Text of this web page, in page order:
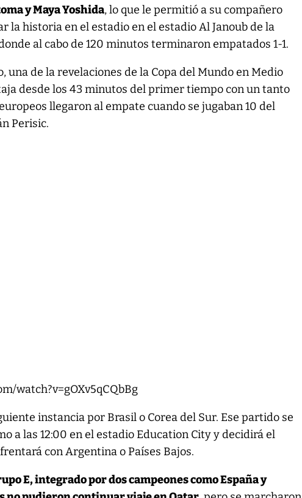
y Maya Yoshida, lo que le permitió a su compañero
la historia en el estadio en el estadio Al Janoub de la
al cabo de 120 minutos terminaron empatados 1-1.
una de la revelaciones de la Copa del Mundo en Medio
desde los 43 minutos del primer tiempo con un tanto
llegaron al empate cuando se jugaban 10 del
Perisic.
watch?v=gOXv5qCQbBg
instancia por Brasil o Corea del Sur. Ese partido se
a las 12:00 en el estadio Education City y decidirá el
con Argentina o Países Bajos.
E, integrado por dos campeones como España y